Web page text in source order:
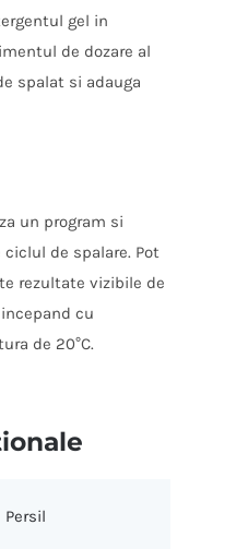
gel in
de dozare al
spalat si adauga
un program si
ciclul de spalare. Pot
rezultate vizibile de
cu
de 20°C.
Persil